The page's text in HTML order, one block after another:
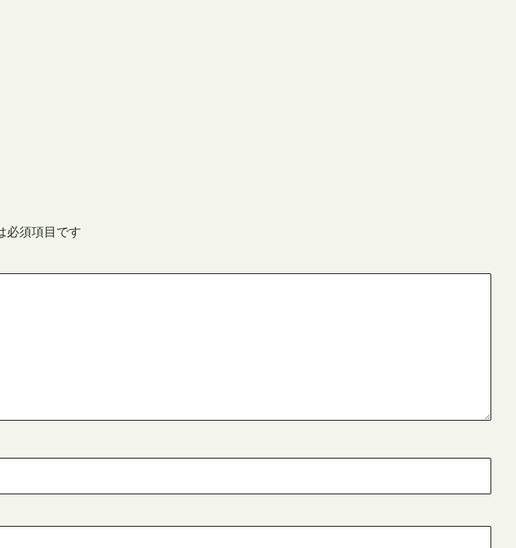
必須項目です